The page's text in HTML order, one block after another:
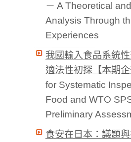
－ A Theoretical
Analysis Through
Experiences
我國輸入食品系統
適法性初探【本期企
for Systematic
Food and WTO
Preliminary
食安在日本：議題